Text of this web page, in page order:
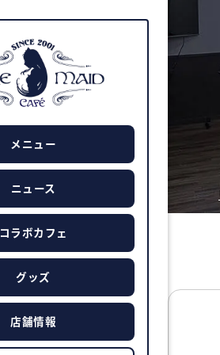
メニュー
ニュース
コラボカフェ
グッズ
店舗情報